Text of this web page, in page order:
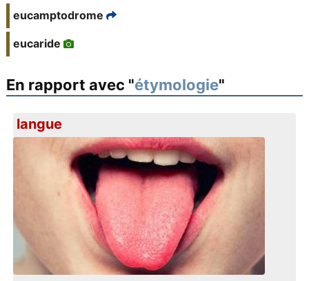
eucamptodrome
eucaride
En rapport avec "étymologie"
langue